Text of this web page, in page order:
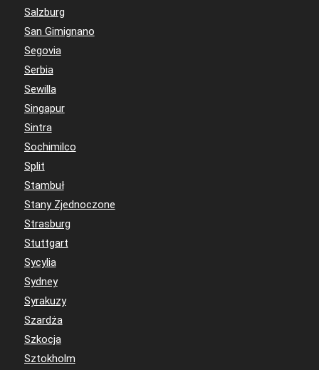
Salzburg
San Gimignano
Segovia
Serbia
Sewilla
Singapur
Sintra
Sochimilco
Split
Stambuł
Stany Zjednoczone
Strasburg
Stuttgart
Sycylia
Sydney
Syrakuzy
Szardża
Szkocja
Sztokholm